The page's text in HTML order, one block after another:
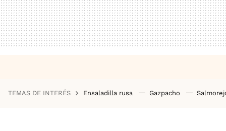
TEMAS DE INTERÉS Ensaladilla rusa Gazpacho